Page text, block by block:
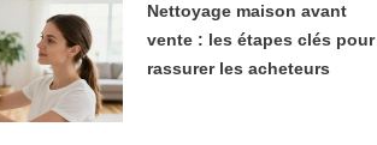
Nettoyage maison avant
vente : les étapes clés pour
rassurer les acheteurs